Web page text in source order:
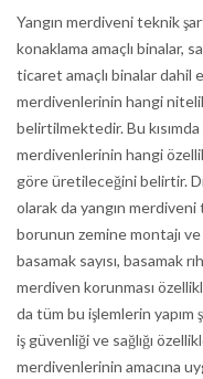
Yangın merdiveni teknik
konaklama amaçlı binalar,
ticaret amaçlı binalar dahil
merdivenlerinin hangi
belirtilmektedir. Bu
merdivenlerinin hangi
göre üretileceğini belirtir.
olarak da yangın merdiveni
borunun zemine montajı
basamak sayısı, basamak
merdiven korunması
da tüm bu işlemlerin yapım
iş güvenliği ve sağlığı
merdivenlerinin amacına